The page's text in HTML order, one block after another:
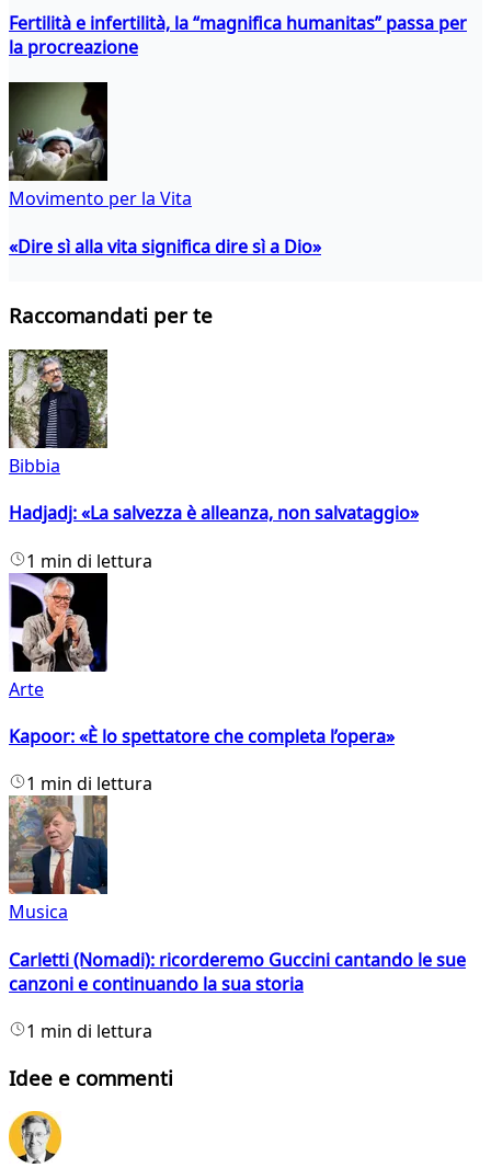
Fertilità e infertilità, la “magnifica humanitas” passa per
la procreazione
Movimento per la Vita
«Dire sì alla vita significa dire sì a Dio»
Raccomandati per te
Bibbia
Hadjadj: «La salvezza è alleanza, non salvataggio»
1 min di lettura
Arte
Kapoor: «È lo spettatore che completa l’opera»
1 min di lettura
Musica
Carletti (Nomadi): ricorderemo Guccini cantando le sue
canzoni e continuando la sua storia
1 min di lettura
Idee e commenti